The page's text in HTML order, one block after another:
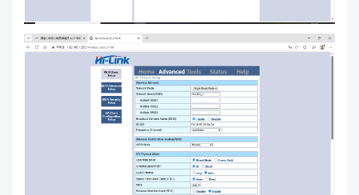
级选项）
- 禁用自动速率调整功能
：
检查是否使用最新固件版本（旧版本可能存在桥
接模式切换异常）
您可前往官方下载中心获取：
https://h.hlktech.com/Mobile/Download